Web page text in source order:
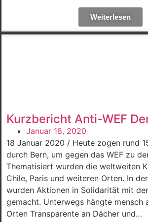
Weiterlesen
Kurzbericht Anti-WEF
Januar 18, 2020
18 Januar 2020 / Heute zogen rund
durch Bern, um gegen das WEF zu
Thematisiert wurden die weltweiten
Chile, Paris und weiteren Orten. In
wurden Aktionen in Solidarität mit
gemacht. Unterwegs hängte mensch
Orten Transparente an Dächer und…